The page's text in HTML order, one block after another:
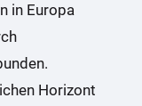
in Europa
Horizont